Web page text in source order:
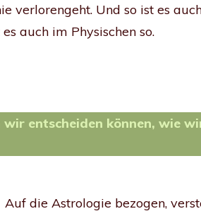
verlorengeht. Und so ist es
auch im Physischen so.
entscheiden können, wie
Auf die Astrologie bezogen,